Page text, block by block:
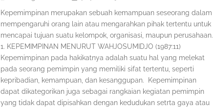
Kepemimpinan merupakan sebuah kemampuan seseorang dalam
mempengaruhi orang lain atau mengarahkan pihak tertentu untuk
mencapai tujuan suatu kelompok, organisasi, maupun perusahaan.
1. KEPEMIMPINAN MENURUT WAHJOSUMIDJO (1987:11)
Kepemimpinan pada hakikatnya adalah suatu hal yang melekat
pada seorang pemimpin yang memiliki sifat tertentu, seperti
kepribadian, kemampuan, dan kesanggupan. Kepemimpinan
dapat dikategorikan juga sebagai rangkaian kegiatan pemimpin
yang tidak dapat dipisahkan dengan kedudukan setrta gaya atau